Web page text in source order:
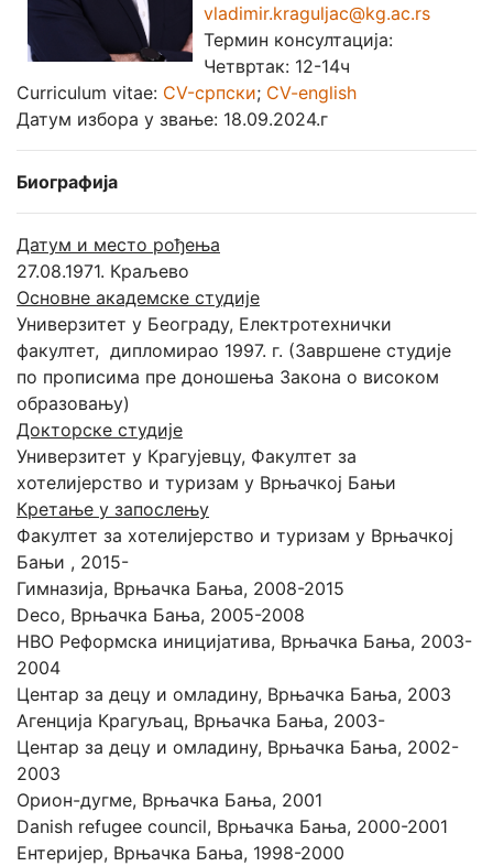
vladimir.kraguljac@kg.ac.rs
Термин консултација:
Четвртак: 12-14ч
Curriculum vitae: CV-српски; CV-english
Датум избора у звање: 18.09.2024.г
Биографија
Датум и место рођења
27.08.1971. Краљево
Основне академске студије
Универзитет у Београду, Електротехнички
факултет, дипломирао 1997. г. (Завршене студије
по прописима пре доношења Закона о високом
образовању)
Докторске студије
Универзитет у Крагујевцу, Факултет за
хотелијерство и туризам у Врњачкој Бањи
Кретање у запослењу
Факултет за хотелијерство и туризам у Врњачкој
Бањи , 2015-
Гимназија, Врњачка Бања, 2008-2015
Deco, Врњачка Бања, 2005-2008
НВО Реформска иницијатива, Врњачка Бања, 2003-
2004
Центар за децу и омладину, Врњачка Бања, 2003
Агенција Крагуљац, Врњачка Бања, 2003-
Центар за децу и омладину, Врњачка Бања, 2002-
2003
Орион-дугме, Врњачка Бања, 2001
Danish refugee council, Врњачка Бања, 2000-2001
Ентеријер, Врњачка Бања, 1998-2000